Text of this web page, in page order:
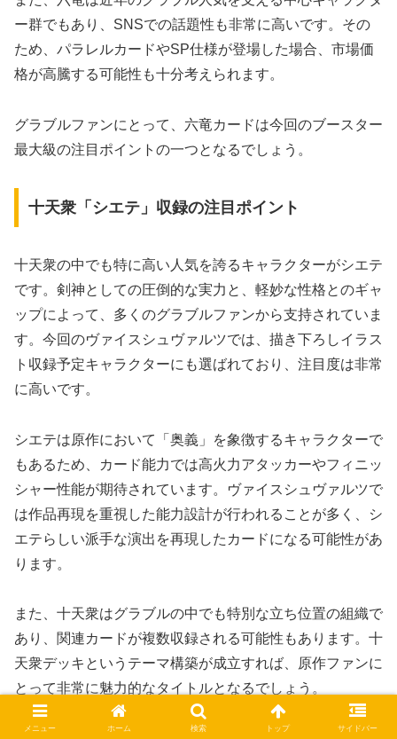
ー群でもあり、SNSでの話題性も非常に高いです。その
ため、パラレルカードやSP仕様が登場した場合、市場価
格が高騰する可能性も十分考えられます。
グラブルファンにとって、六竜カードは今回のブースター
最大級の注目ポイントの一つとなるでしょう。
十天衆「シエテ」収録の注目ポイント
十天衆の中でも特に高い人気を誇るキャラクターがシエテ
です。剣神としての圧倒的な実力と、軽妙な性格とのギャ
ップによって、多くのグラブルファンから支持されていま
す。今回のヴァイスシュヴァルツでは、描き下ろしイラス
ト収録予定キャラクターにも選ばれており、注目度は非常
に高いです。
シエテは原作において「奥義」を象徴するキャラクターで
もあるため、カード能力では高火力アタッカーやフィニッ
シャー性能が期待されています。ヴァイスシュヴァルツで
は作品再現を重視した能力設計が行われることが多く、シ
エテらしい派手な演出を再現したカードになる可能性があ
ります。
また、十天衆はグラブルの中でも特別な立ち位置の組織で
あり、関連カードが複数収録される可能性もあります。十
天衆デッキというテーマ構築が成立すれば、原作ファンに
とって非常に魅力的なタイトルとなるでしょう。
メニュー ホーム 検索 トップ サイドバー